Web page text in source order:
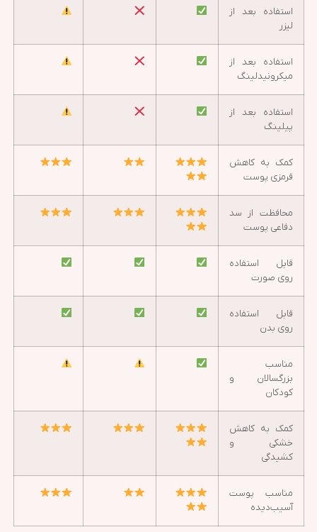
استفاده بعد از
لیزر
استفاده بعد از
میکرونیدلینگ
استفاده بعد از
پیلینگ
کمک به کاهش
قرمزی پوست
محافظت از سد
دفاعی پوست
قابل استفاده
روی صورت
قابل استفاده
روی بدن
مناسب
بزرگسالان و
کودکان
کمک به کاهش
خشکی و
کشیدگی
مناسب پوست
آسیب‌دیده